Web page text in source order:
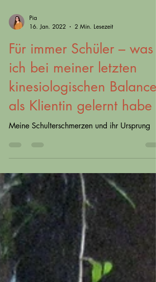
16. Jan. 2022
2 Min. Lesezeit
Für immer Schüler – was
ich bei meiner letzten
kinesiologischen Balance
als Klientin gelernt habe